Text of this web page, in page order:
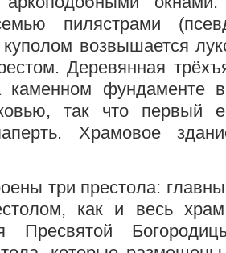
пилястрами
возвышается
Деревянная
каменном фундаменте в
так что первый
Храмовое
три престола:
как и весь
Пресвятой